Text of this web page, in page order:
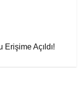
Açıldı!